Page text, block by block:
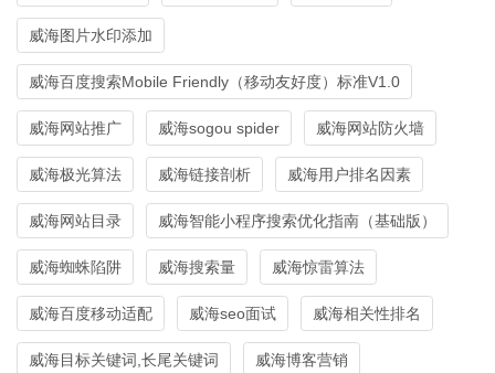
威海图片水印添加
威海百度搜索Mobile Friendly（移动友好度）标准V1.0
威海网站推广 威海sogou spider 威海网站防火墙
威海极光算法 威海链接剖析 威海用户排名因素
威海网站目录 威海智能小程序搜索优化指南（基础版）
威海蜘蛛陷阱 威海搜索量 威海惊雷算法
威海百度移动适配 威海seo面试 威海相关性排名
威海目标关键词,长尾关键词 威海博客营销